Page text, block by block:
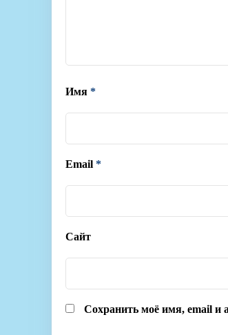
Имя *
Email *
Сайт
Сохранить моё имя, email и